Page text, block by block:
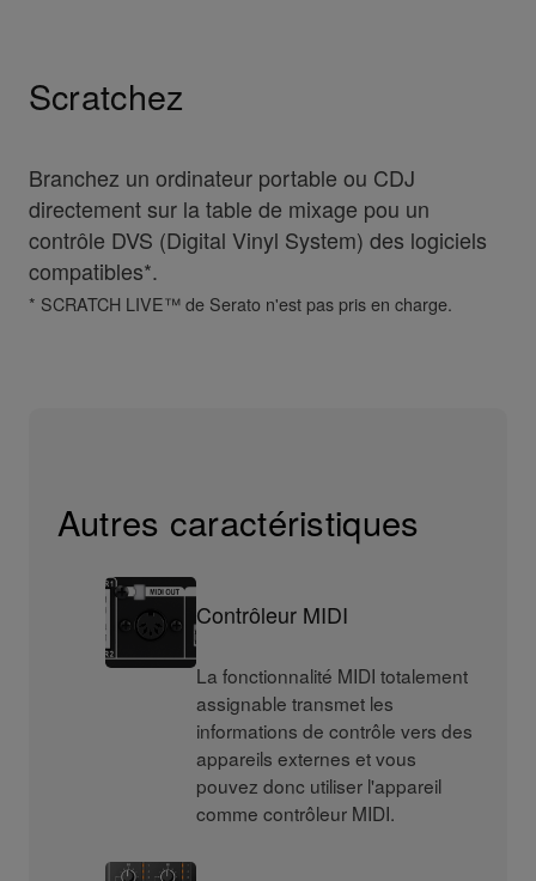
Scratchez
Branchez un ordinateur portable ou CDJ
directement sur la table de mixage pou un
contrôle DVS (Digital Vinyl System) des logiciels
compatibles*.
* SCRATCH LIVE™ de Serato n'est pas pris en charge.
Autres caractéristiques
Contrôleur MIDI
La fonctionnalité MIDI totalement
assignable transmet les
informations de contrôle vers des
appareils externes et vous
pouvez donc utiliser l'appareil
comme contrôleur MIDI.